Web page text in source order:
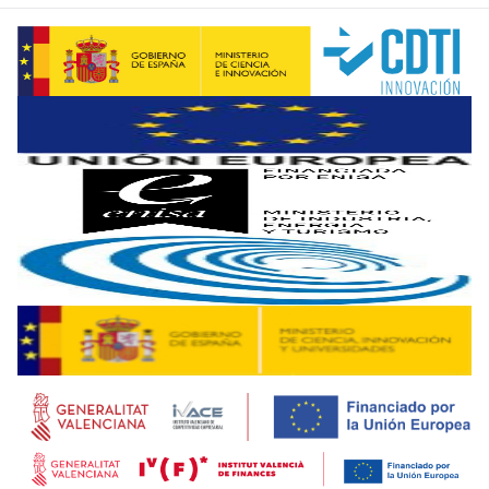
Por su parte, Ángel García Bombín encarna a la
Sonae Araucoes una alianza basada en la madera entre
En alguna de sus múltiples conferencias, Ángel García
Junto a Emilio Anglés y Ángel García Bombín, la nómina